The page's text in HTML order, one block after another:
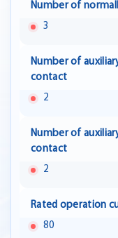
Number of
3
Number of
contact
2
Number of
contact
2
Rated operation
80